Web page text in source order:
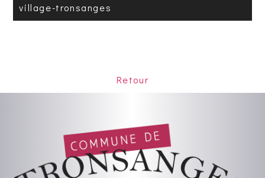
village-tronsanges
Retour